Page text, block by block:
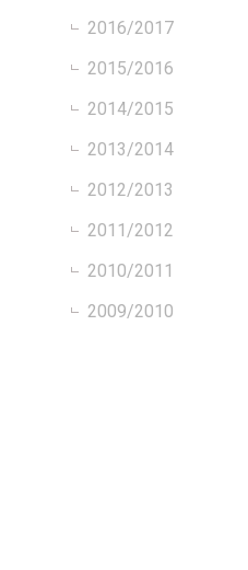
2016/2017
2015/2016
2014/2015
2013/2014
2012/2013
2011/2012
2010/2011
2009/2010